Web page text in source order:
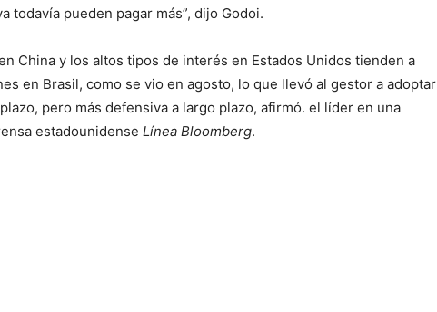
todavía pueden pagar más”, dijo Godoi.
China y los altos tipos de interés en Estados Unidos tienden a
en Brasil, como se vio en agosto, lo que llevó al gestor a adoptar
pero más defensiva a largo plazo, afirmó. el líder en una
estadounidense Línea Bloomberg.